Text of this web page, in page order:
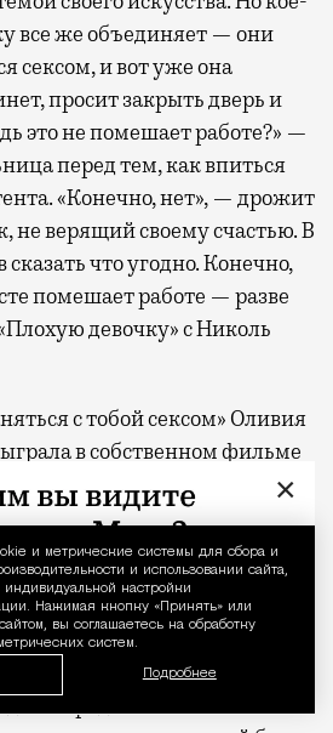
Уведомление
и метрические системы для сбора и
и использовании сайта,
настройки
Нажимая кнопку «Принять» или
вы соглашаетесь на обработку
систем.
Подробнее
все же объединяет — они
сексом, и вот уже она
просит закрыть дверь и
это не помешает работе?» —
перед тем, как впиться
«Конечно, нет», — дрожит
не верящий своему счастью. В
что угодно. Конечно,
помешает работе — разве
девочку» с Николь
с тобой сексом» Оливия
в собственном фильме
которая давно забыла о
сказать, что таким образом
весь спектр наличия
женщины. Ну и,
она сейчас одна из самых
в Голливуде;
×